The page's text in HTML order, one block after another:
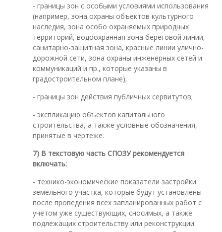
- границы зон с особыми условиями использования
(например, зона охраны объектов культурного
наследия, зона особо охраняемых природных
территорий, водоохранная зона береговой линии,
санитарно-защитная зона, красные линии улично-
дорожной сети, зона охраны инженерных сетей и
коммуникаций и пр., которые указаны в
градостроительном плане);
- границы зон действия публичных сервитутов;
- экспликацию объектов капитального
строительства, а также условные обозначения,
принятые в чертеже.
7) В текстовую часть СПОЗУ рекомендуется
включать:
- технико-экономические показатели застройки
земельного участка, которые будут установлены
после проведения всех запланированных работ с
учетом уже существующих, сносимых, а также
подлежащих строительству или реконструкции